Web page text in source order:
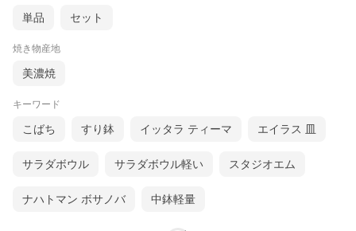
単品 セット
焼き物産地
美濃焼
キーワード
こばち すり鉢 イッタラ ティーマ エイラス 皿
サラダボウル サラダボウル軽い スタジオエム
ナハトマン ボサノバ 中鉢軽量